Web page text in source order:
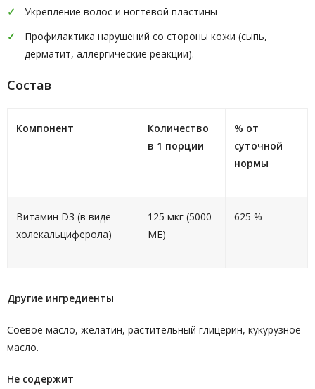
Укрепление волос и ногтевой пластины
Профилактика нарушений со стороны кожи (сыпь,
дерматит, аллергические реакции).
Состав
Компонент
Количество
в 1 порции
% от
суточной
нормы
Витамин D3 (в виде
холекальциферола)
125 мкг (5000
МЕ)
625 %
Другие ингредиенты
Соевое масло, желатин, растительный глицерин, кукурузное
масло.
Не содержит